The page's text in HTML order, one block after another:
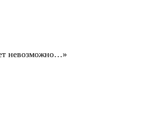
невозможно…»